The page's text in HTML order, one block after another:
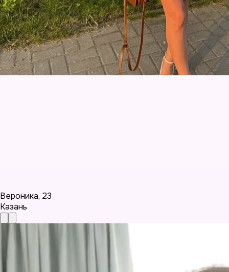
Вероника, 23
Казань